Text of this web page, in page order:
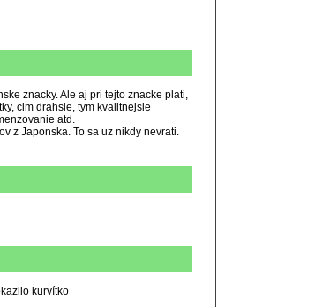
znacky. Ale aj pri tejto znacke plati,
cim drahsie, tym kvalitnejsie
atd.
z Japonska. To sa uz nikdy nevrati.
kurvítko